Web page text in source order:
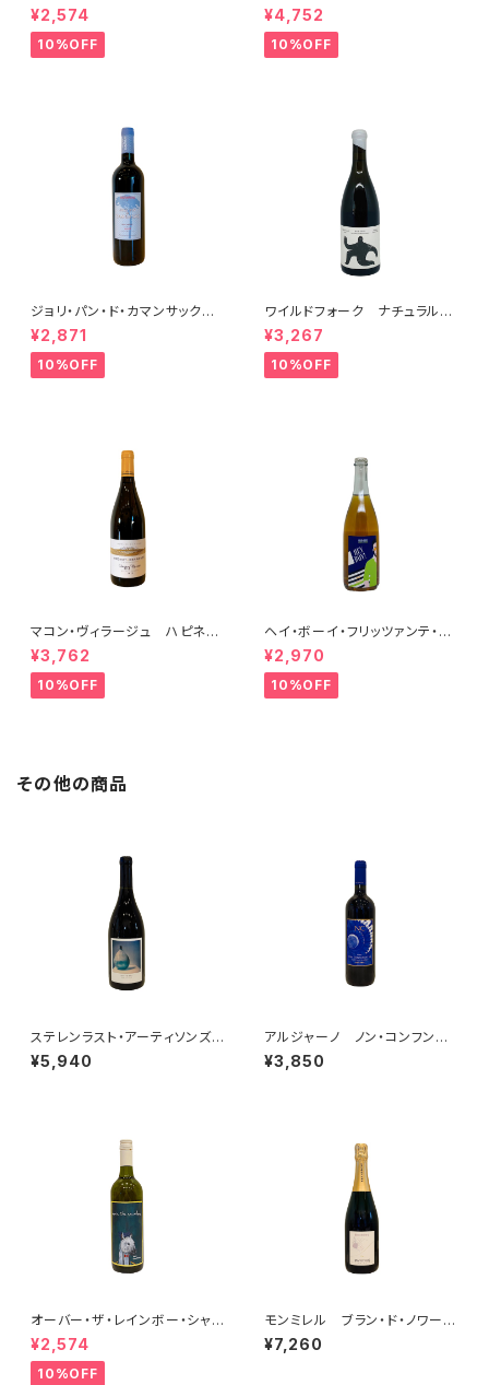
ドネ(午) 2025
¥2,574
10%OFF
ヨン・ブラン ペティアンナチュ
ール 2022
¥4,752
10%OFF
ジョリ・パン・ド・カマンサック 2
018
¥2,871
10%OFF
ワイルドフォーク ナチュラル
シャルドネ 2023
¥3,267
10%OFF
マコン・ヴィラージュ ハピネ
ス 2023 ブレノ・ベランジェ
¥3,762
10%OFF
ヘイ・ボーイ・フリッツァンテ・ビ
アンコ 2022 オールド・ボー
イ
¥2,970
10%OFF
その他の商品
ステレンラスト・アーティソンズ・
アフターエイト・シラー 2023
¥5,940
アルジャーノ ノン・コンフンデ
ィトゥール 2024
¥3,850
オーバー・ザ・レインボー・シャル
ドネ(午) 2025
¥2,574
10%OFF
モンミレル ブラン・ド・ノワー
ル クレマン・ピコネ・セレクシ
ョン
¥7,260